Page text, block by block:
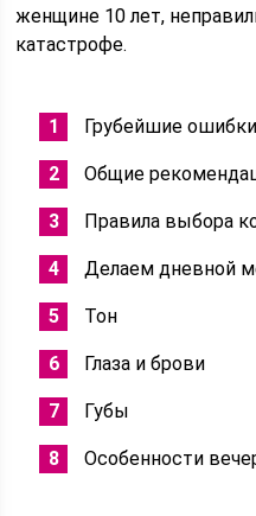
женщине 10 лет,
катастрофе.
Грубейшие ошибки
Общие
Правила выбора
Делаем дневной
Тон
Глаза и брови
Губы
Особенности